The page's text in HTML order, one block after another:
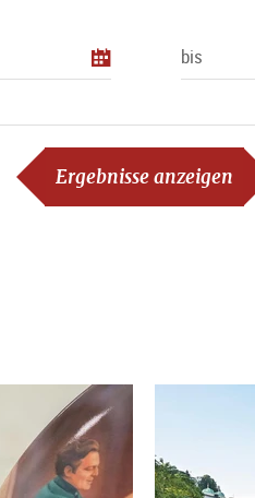
bis
Ergebnisse anzeigen